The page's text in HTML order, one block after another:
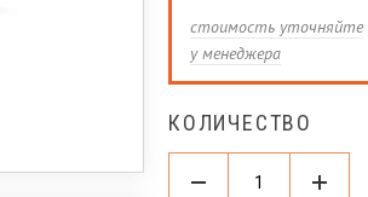
стоимость уточняйте
у менеджера
КОЛИЧЕСТВО